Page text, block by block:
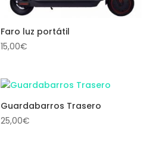
Faro luz portátil
15,00€
Guardabarros Trasero
25,00€